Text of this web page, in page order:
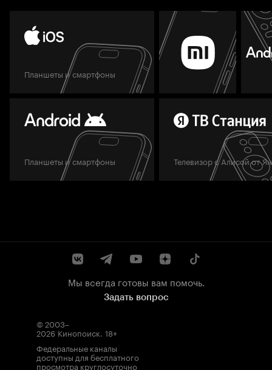
Планшеты и смартфоны
Планшеты и смартфоны Телевизор с Алисой от
Мы всегда готовы вам помочь.
Задать вопрос
© 2003–
2026 Кинопоиск. 18+
Федеральные каналы
доступны для бесплатного
просмотра круглосуточно